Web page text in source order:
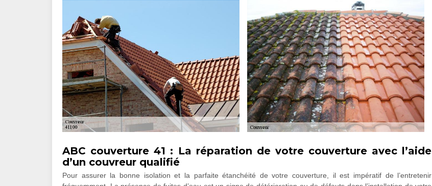
ABC couverture 41 : La réparation de votre couverture avec l’aide
d’un couvreur qualifié
Pour assurer la bonne isolation et la parfaite étanchéité de votre couverture, il est impératif de l’entretenir